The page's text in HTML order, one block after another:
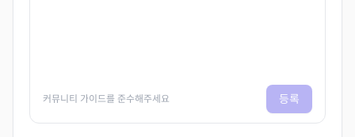
커뮤니티 가이드를 준수해주세요 등록